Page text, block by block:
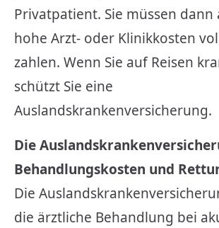
Privatpatient. Sie müssen dann
hohe Arzt- oder Klinikkosten
zahlen. Wenn Sie auf Reisen
schützt Sie eine
Auslandskrankenversicherung.
Die
Behandlungskosten und
Die
die ärztliche Behandlung bei